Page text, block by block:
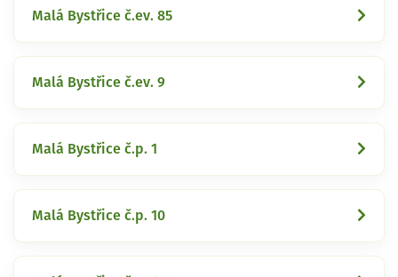
Malá Bystřice č.ev. 85
Malá Bystřice č.ev. 9
Malá Bystřice č.p. 1
Malá Bystřice č.p. 10